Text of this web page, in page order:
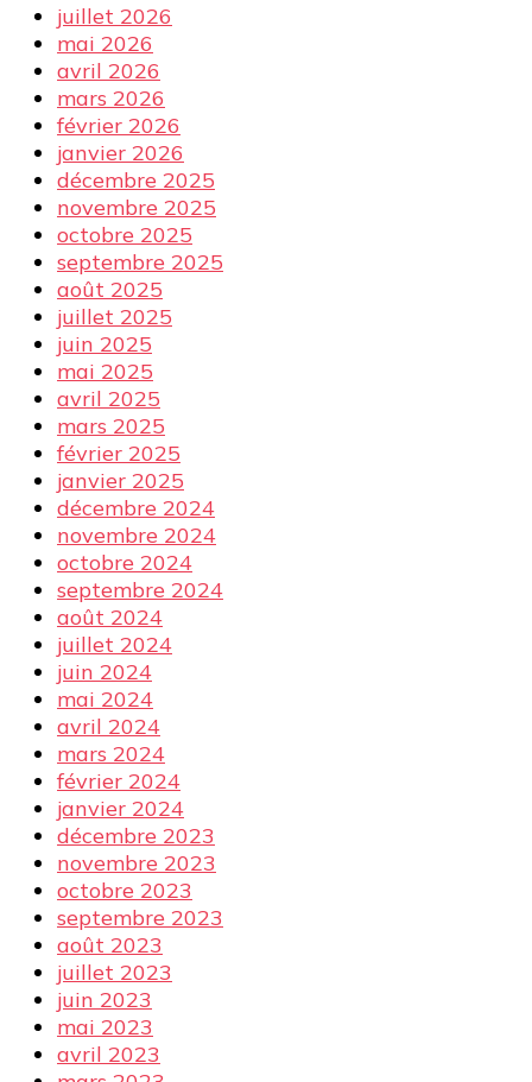
juillet 2026
mai 2026
avril 2026
mars 2026
février 2026
janvier 2026
décembre 2025
novembre 2025
octobre 2025
septembre 2025
août 2025
juillet 2025
juin 2025
mai 2025
avril 2025
mars 2025
février 2025
janvier 2025
décembre 2024
novembre 2024
octobre 2024
septembre 2024
août 2024
juillet 2024
juin 2024
mai 2024
avril 2024
mars 2024
février 2024
janvier 2024
décembre 2023
novembre 2023
octobre 2023
septembre 2023
août 2023
juillet 2023
juin 2023
mai 2023
avril 2023